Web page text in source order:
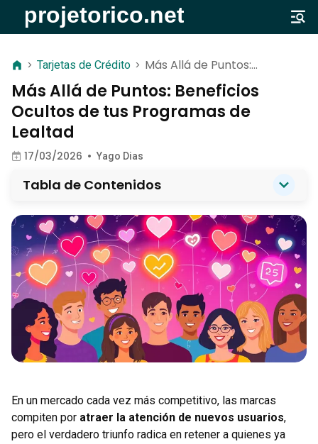
> Tarjetas de Crédito > Más Allá de Puntos:
Beneficios Ocultos de tus
Programas de Lealtad
Más Allá de Puntos: Beneficios
Ocultos de tus Programas de
Lealtad
17/03/2026 • Yago Dias
Tabla de Contenidos
En un mercado cada vez más competitivo, las marcas
compiten por atraer la atención de nuevos usuarios,
pero el verdadero triunfo radica en retener a quienes ya